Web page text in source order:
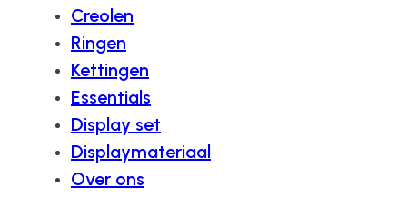
Creolen
Ringen
Kettingen
Essentials
Display set
Displaymateriaal
Over ons